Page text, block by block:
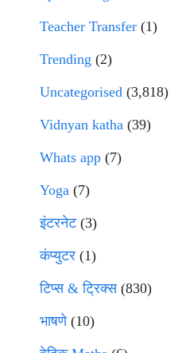
Teacher Transfer (1)
Trending (2)
Uncategorised (3,818)
Vidnyan katha (39)
Whats app (7)
Yoga (7)
इंटरनेट(3)
कंप्युटर (1)
टिप्स & ट्रिक्स(830)
भाषणे(10)